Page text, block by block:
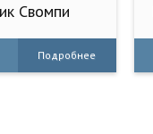
Свомпи
Подробнее